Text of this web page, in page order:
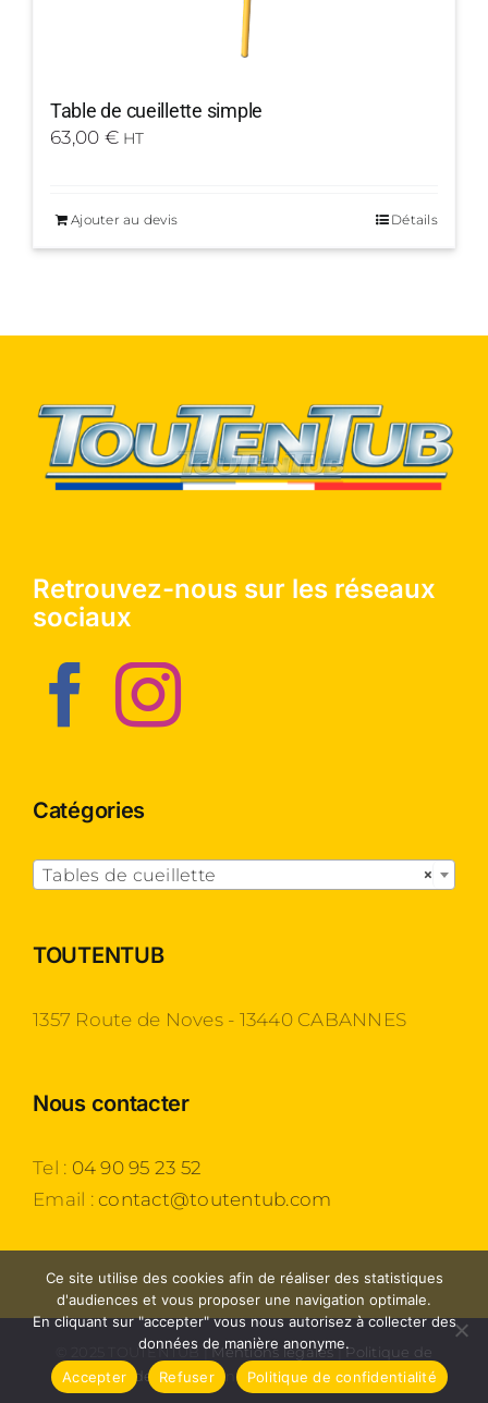
Table de cueillette simple
63,00 € HT
Ajouter au devis Détails
Retrouvez-nous sur les réseaux
sociaux
Catégories
×
Tables de cueillette
TOUTENTUB
1357 Route de Noves - 13440 CABANNES
Nous contacter
Tel : 04 90 95 23 52
Email :contact@toutentub.com
© 2025 TOUTENTUB |Mentions légales|Politique de
confidentialité| Une création Agence 54
Ce site utilise des cookies afin de réaliser des statistiques
d'audiences et vous proposer une navigation optimale.
En cliquant sur "accepter" vous nous autorisez à collecter des
données de manière anonyme.
Accepter
Refuser Politique de confidentialité